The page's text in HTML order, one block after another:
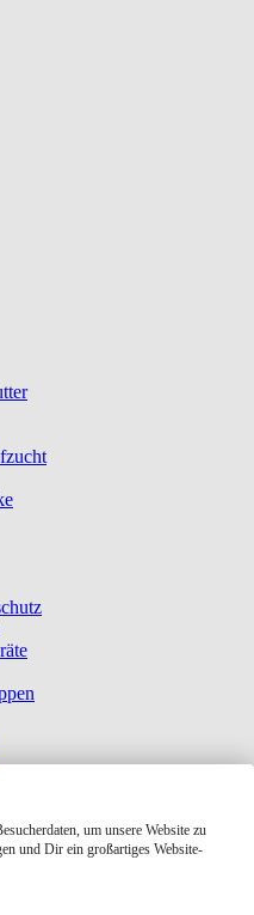
um unsere Website zu
und Dir ein großartiges Website-